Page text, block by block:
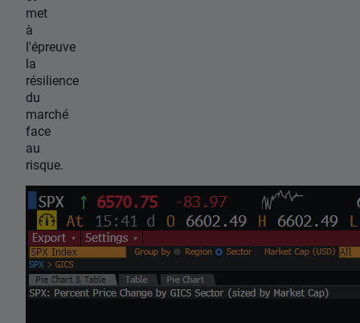
met
à
l'épreuve
la
résilience
du
marché
face
au
risque.